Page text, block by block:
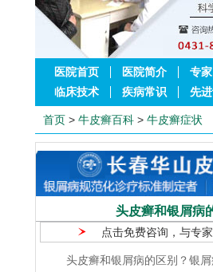
医院首页 医院简介 专
临床技术
疾病常识 先
首页 > 牛皮癣百科 > 牛皮癣症状
头皮癣和银屑病
点击免费咨询，与专
头皮癣和银屑病的区别？银